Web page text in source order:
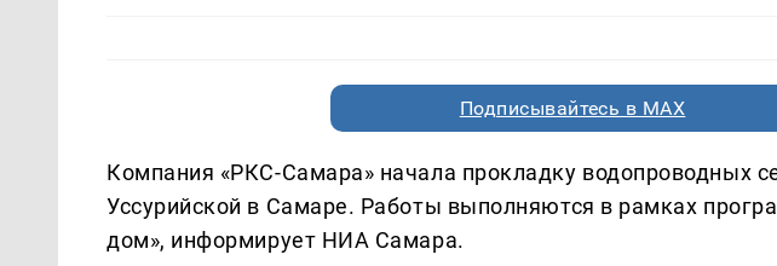
Подписывайтесь в MAX
Компания «РКС-Самара» начала прокладку водопроводных
Уссурийской в Самаре. Работы выполняются в рамках
дом», информирует НИА Самара.